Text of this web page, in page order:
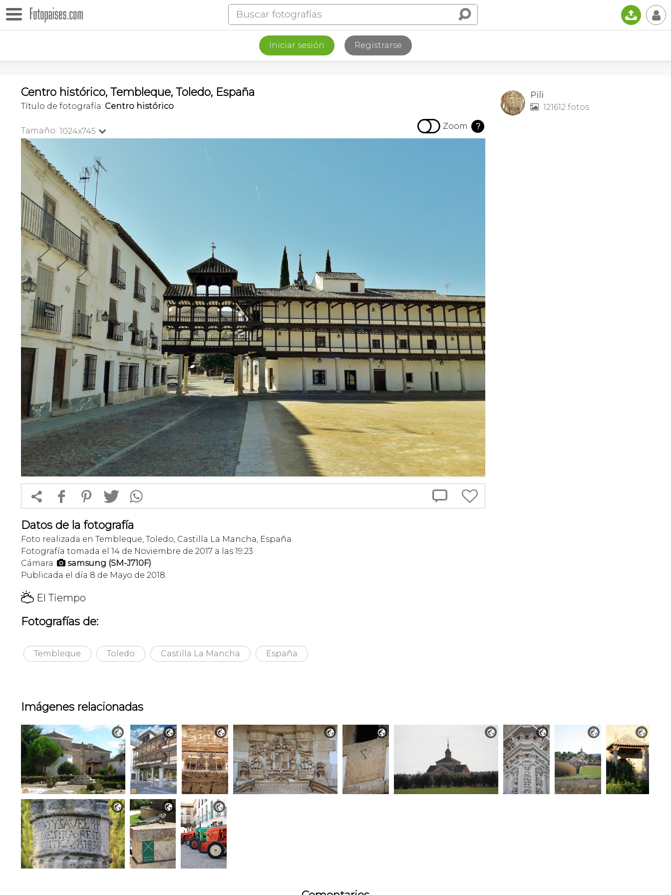
📤 👤
Iniciar sesión Registrarse
Centro histórico, Tembleque, Toledo, España
Título de fotografía: Centro histórico
Tamaño: 1024x745   Zoom ?
 f 1 T  
Datos de la fotografía
Foto realizada en Tembleque, Toledo, Castilla La Mancha, España.
Fotografía tomada el 14 de Noviembre de 2017 a las 19:23
Cámara:  samsung (SM-J710F)
Publicada el día 8 de Mayo de 2018.
H El Tiempo
Fotografías de:
Tembleque Toledo Castilla La Mancha España
Pili
 121612 fotos
Imágenes relacionadas
        
  